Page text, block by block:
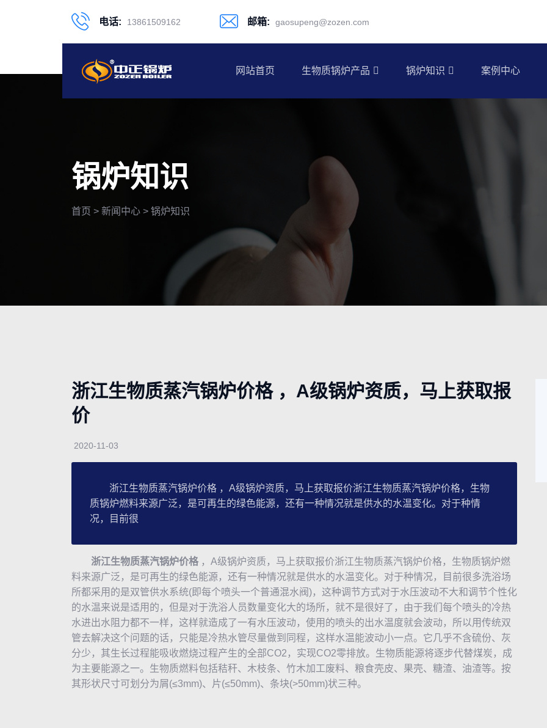
电话: 13861509162 邮箱: gaosupeng@zozen.com
网站首页 生物质锅炉产品 锅炉知识 案例中心
锅炉知识
首页 > 新闻中心 > 锅炉知识
浙江生物质蒸汽锅炉价格 ，A级锅炉资质，马上获取报
价
2020-11-03
浙江生物质蒸汽锅炉价格 ，A级锅炉资质，马上获取报价浙江生物质蒸汽锅炉价格，生物
质锅炉燃料来源广泛，是可再生的绿色能源，还有一种情况就是供水的水温变化。对于种情
况，目前很
浙江生物质蒸汽锅炉价格 ，A级锅炉资质，马上获取报价浙江生物质蒸汽锅炉价格， 生物质锅炉燃
料来源广泛，是可再生的绿色能源，还有一种情况就是供水的水温变化。对于种情况，目前很多洗浴场
所都采用的是双管供水系统(即每个喷头一个普通混水阀)，这种调节方式对于水压波动不大和调节个性化
的水温来说是适用的，但是对于洗浴人员数量变化大的场所，就不是很好了，由于我们每个喷头的冷热
水进出水阻力都不一样，这样就造成了一有水压波动，使用的喷头的出水温度就会波动，所以用传统双
管去解决这个问题的话，只能是冷热水管尽量做到同程，这样水温能波动小一点。它几乎不含硫份、灰
分少，其生长过程能吸收燃烧过程产生的全部CO2，实现CO2零排放。生物质能源将逐步代替煤炭，成
为主要能源之一。生物质燃料包括秸秆、木枝条、竹木加工废料、粮食壳皮、果壳、糖渣、油渣等。按
其形状尺寸可划分为屑(≤3mm)、片(≤50mm)、条块(>50mm)状三种。